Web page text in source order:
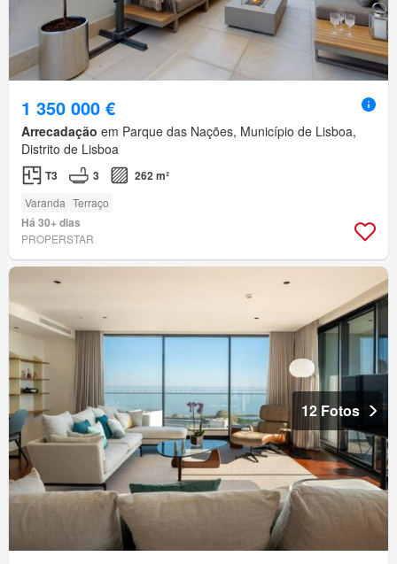
1 350 000 €
Arrecadação em Parque das Nações, Município de Lisboa,
Distrito de Lisboa
T3 3 262 m²
Varanda Terraço
Há 30+ dias
PROPERSTAR
12 Fotos